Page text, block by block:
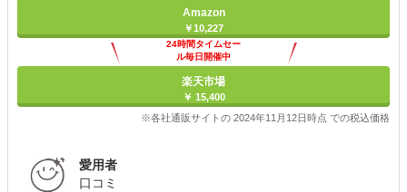
Amazon
￥10,227
24時間タイムセー
ル毎日開催中
楽天市場
￥ 15,400
※各社通販サイトの 2024年11月12日時点 での税込価格
愛用者
口コミ